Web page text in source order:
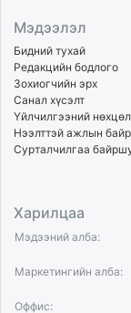
Мэдээлэл
Бидний тухай
Редакцийн бодлого
Зохиогчийн эрх
Санал хүсэлт
Үйлчилгээний нөхцөл
Нээлттэй ажлын байр
Сурталчилгаа
Харилцаа
Мэдээний алба:
Маркетингийн алба:
Оффис: